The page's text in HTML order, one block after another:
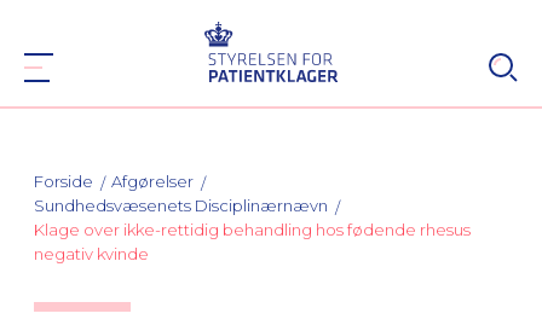
Forside
Afgørelser
Sundhedsvæsenets Disciplinærnævn
Klage over ikke-rettidig behandling hos fødende rhesus
negativ kvinde